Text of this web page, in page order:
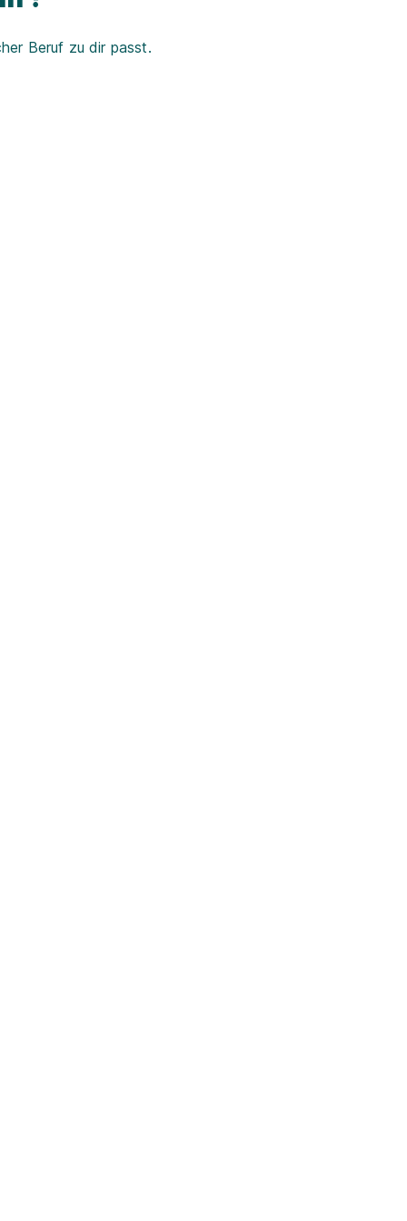
Beruf zu dir passt.